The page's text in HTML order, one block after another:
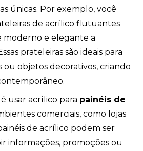
únicas. Por exemplo, você
de acrílico flutuantes
e elegante a
prateleiras são ideais para
ou objetos decorativos, criando
usar acrílico para painéis de
comerciais, como lojas
de acrílico podem ser
informações, promoções ou